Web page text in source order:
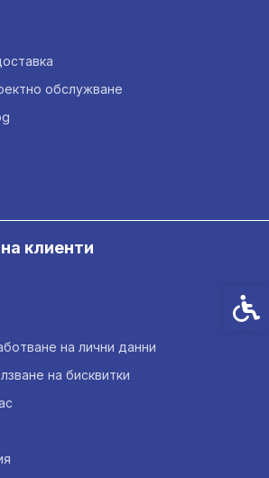
обслужване
клиенти
на лични данни
на бисквитки